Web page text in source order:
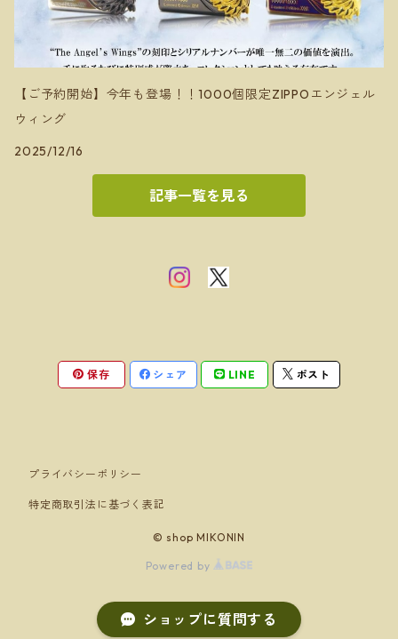
【ご予約開始】今年も登場！！1000個限定ZIPPOエンジェル
ウィング
2025/12/16
記事一覧を見る
保存 シェア LINE ポスト
プライバシーポリシー
特定商取引法に基づく表記
© shop MIKONIN
Powered by
ショップに質問する